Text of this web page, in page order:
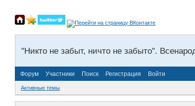
"Никто не забыт, ничто не забыто".
Форум Участники Поиск Регистрация Войти
Активные темы